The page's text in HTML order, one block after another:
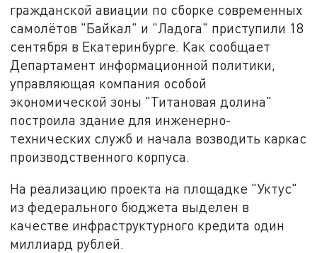
гражданской авиации по сборке современных
самолётов "Байкал" и "Ладога" приступили 18
сентября в Екатеринбурге. Как сообщает
Департамент информационной политики,
управляющая компания особой
экономической зоны "Титановая долина"
построила здание для инженерно-
технических служб и начала возводить каркас
производственного корпуса.
На реализацию проекта на площадке "Уктус"
из федерального бюджета выделен в
качестве инфраструктурного кредита один
миллиард рублей.